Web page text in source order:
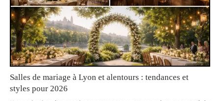
Salles de mariage à Lyon et alentours : tendances et
styles pour 2026